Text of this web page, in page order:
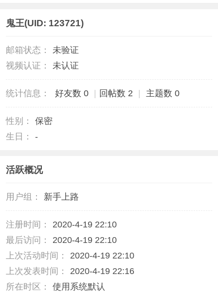
鬼王(UID: 123721)
邮箱状态：
未验证
视频认证：
未认证
统计信息： 好友数 0 | 回帖数 2 | 主题数 0
性别：
保密
生日：
-
活跃概况
用户组： 新手上路
注册时间：
2020-4-19 22:10
最后访问：
2020-4-19 22:10
上次活动时间：
2020-4-19 22:10
上次发表时间：
2020-4-19 22:16
所在时区：
使用系统默认